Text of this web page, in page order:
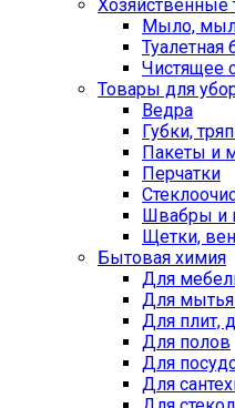
Хозяйственные
Мыло,
Туалетная
Чистящее
Товары для
Ведра
Губки,
Пакеты и
Перчатки
Швабры и
Щетки,
Бытовая химия
Для
Для
Для плит,
Для полов
Для
Для